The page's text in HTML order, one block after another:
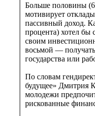
Больше половины
мотивирует
пассивный доход.
процента) хотел бы
своим
восьмой —
государства или
По словам
будущее» Дмитрия
молодежи
рискованные